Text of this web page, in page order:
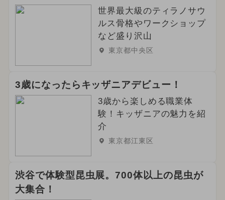
世界最大級のティラノサウ
ルス骨格やワークショップ
など盛り沢山
東京都中央区
3歳になったらキッザニアデビュー！
3歳から楽しめる職業体
験！キッザニアの魅力を紹
介
東京都江東区
渋谷で体験型昆虫展。700体以上の昆虫が
大集合！